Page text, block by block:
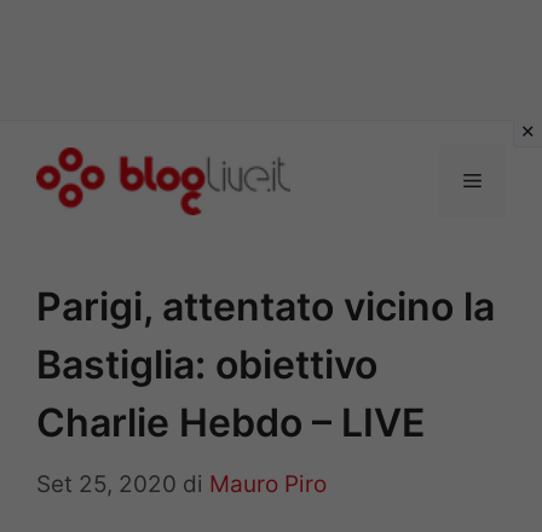
Menu
Parigi, attentato vicino la
Bastiglia: obiettivo
Charlie Hebdo – LIVE
Set 25, 2020 di Mauro Piro